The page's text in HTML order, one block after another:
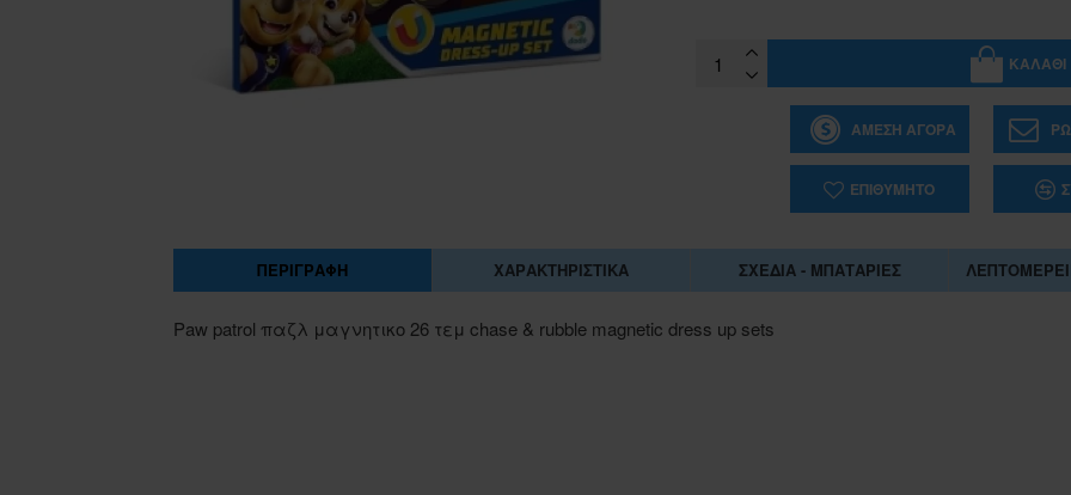
ΚΑΛΆΘΙ
ΆΜΕΣΗ ΑΓΟΡΆ
ΕΠΙΘΥΜΗΤΌ
ΠΕΡΙΓΡΑΦΉ ΧΑΡΑΚΤΗΡΙΣΤΙΚΆ ΣΧΈΔΙΑ - ΜΠΑΤΑΡΊΕΣ
Paw patrol παζλ μαγνητικο 26 τεμ chase & rubble magnetic dress up sets